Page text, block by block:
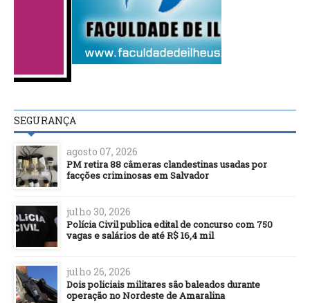
SEGURANÇA
agosto 07, 2026
PM retira 88 câmeras clandestinas usadas por
facções criminosas em Salvador
julho 30, 2026
Polícia Civil publica edital de concurso com 750
vagas e salários de até R$ 16,4 mil
julho 26, 2026
Dois policiais militares são baleados durante
operação no Nordeste de Amaralina